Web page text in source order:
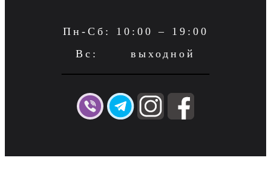
Пн-Сб: 10:00 – 19:00
Вс: выходной